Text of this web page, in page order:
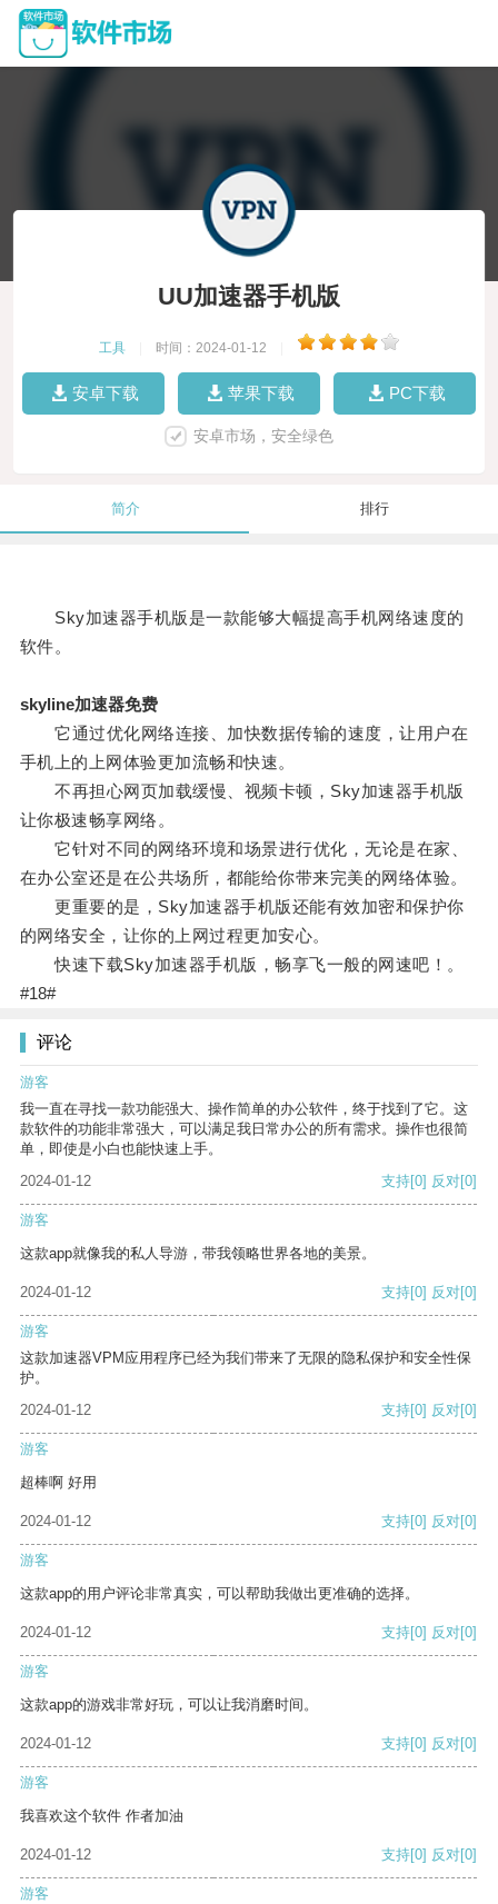
UU加速器手机版
工具 时间：2024-01-12
安卓下载 苹果下载 PC下载
安卓市场，安全绿色
简介 排行
Sky加速器手机版是一款能够大幅提高手机网络速度的
软件。
skyline加速器免费
它通过优化网络连接、加快数据传输的速度，让用户在
手机上的上网体验更加流畅和快速。
不再担心网页加载缓慢、视频卡顿，Sky加速器手机版
让你极速畅享网络。
它针对不同的网络环境和场景进行优化，无论是在家、
在办公室还是在公共场所，都能给你带来完美的网络体验。
更重要的是，Sky加速器手机版还能有效加密和保护你
的网络安全，让你的上网过程更加安心。
快速下载Sky加速器手机版，畅享飞一般的网速吧！。
#18#
评论
游客
我一直在寻找一款功能强大、操作简单的办公软件，终于找到了它。这
款软件的功能非常强大，可以满足我日常办公的所有需求。操作也很简
单，即使是小白也能快速上手。
2024-01-12
支持[0] 反对[0]
游客
这款app就像我的私人导游，带我领略世界各地的美景。
2024-01-12 支持[0] 反对[0]
游客
这款加速器VPM应用程序已经为我们带来了无限的隐私保护和安全性保
护。
2024-01-12
支持[0] 反对[0]
游客
超棒啊 好用
2024-01-12 支持[0] 反对[0]
游客
这款app的用户评论非常真实，可以帮助我做出更准确的选择。
2024-01-12 支持[0] 反对[0]
游客
这款app的游戏非常好玩，可以让我消磨时间。
2024-01-12 支持[0] 反对[0]
游客
我喜欢这个软件 作者加油
2024-01-12 支持[0] 反对[0]
游客